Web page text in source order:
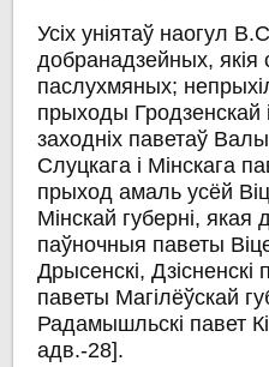
Усіх уніятаў наогул
добранадзейных, якія
паслухмяных;
прыходы Гродзенскай
заходніх паветаў
Слуцкага і Мінскага
прыход амаль усёй
Мінскай губерні,
паўночныя паветы
Дрысенскі, Дзісненскі
паветы Магілёўскай
Радамышльскі павет
адв.-28].